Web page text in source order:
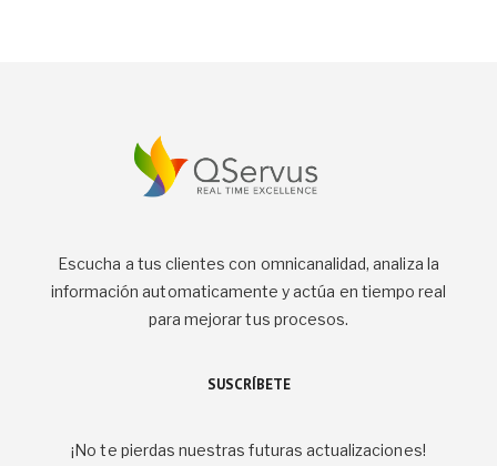
Escucha a tus clientes con omnicanalidad, analiza la
información automaticamente y actúa en tiempo real
para mejorar tus procesos.
SUSCRÍBETE
¡No te pierdas nuestras futuras actualizaciones!